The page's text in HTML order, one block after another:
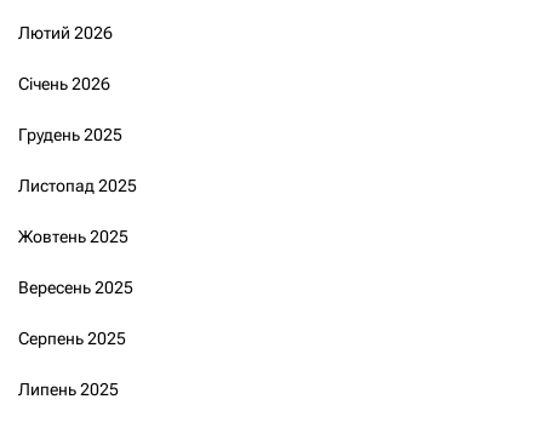
Лютий 2026
Січень 2026
Грудень 2025
Листопад 2025
Жовтень 2025
Вересень 2025
Серпень 2025
Липень 2025